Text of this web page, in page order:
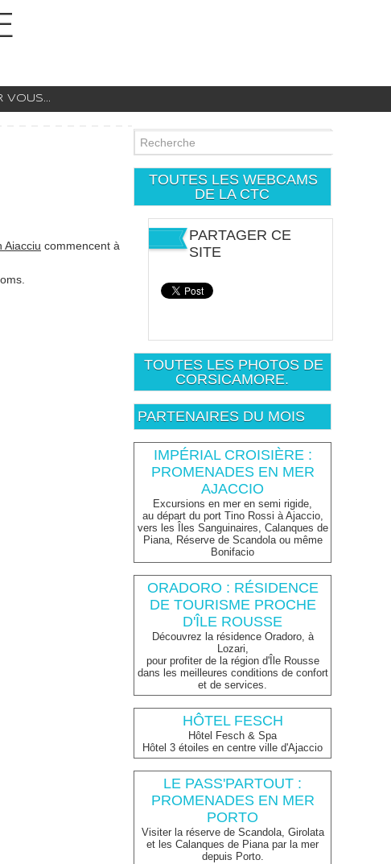
VOUS...
Aiacciu commencent à
TOUTES LES WEBCAMS
DE LA CTC
PARTAGER CE
SITE
TOUTES LES PHOTOS DE
CORSICAMORE.
PARTENAIRES DU MOIS
IMPÉRIAL CROISIÈRE :
PROMENADES EN MER
AJACCIO
Excursions en mer en semi rigide,
au départ du port Tino Rossi à Ajaccio,
vers les Îles Sanguinaires, Calanques de
Piana, Réserve de Scandola ou même
Bonifacio
ORADORO : RÉSIDENCE
DE TOURISME PROCHE
D'ÎLE ROUSSE
Découvrez la résidence Oradoro, à
Lozari,
pour profiter de la région d'Île Rousse
dans les meilleures conditions de confort
et de services.
HÔTEL FESCH
Hôtel Fesch & Spa
Hôtel 3 étoiles en centre ville d'Ajaccio
LE PASS'PARTOUT :
PROMENADES EN MER
PORTO
Visiter la réserve de Scandola, Girolata
et les Calanques de Piana par la mer
depuis Porto.